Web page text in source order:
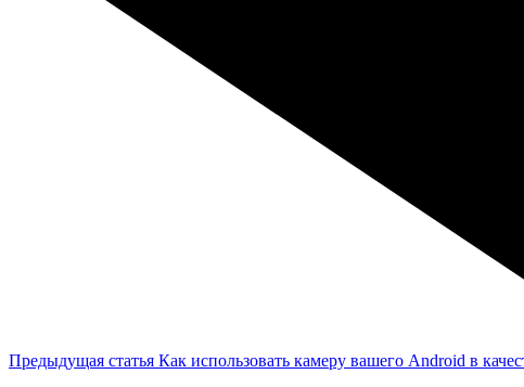
Предыдущая статья Как использовать камеру вашего Android в